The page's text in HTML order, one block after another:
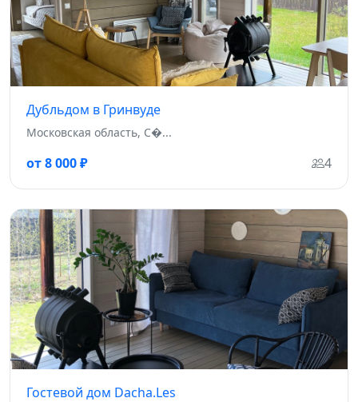
Дубльдом в Гринвуде
Московская область, С�...
от 8 000 ₽ 4
Гостевой дом Dacha.Les